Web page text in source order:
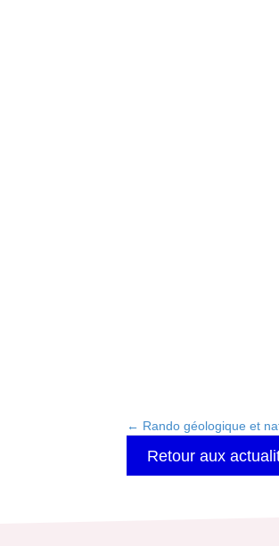
Posts
navigation
← Rando géologique et
Retour aux